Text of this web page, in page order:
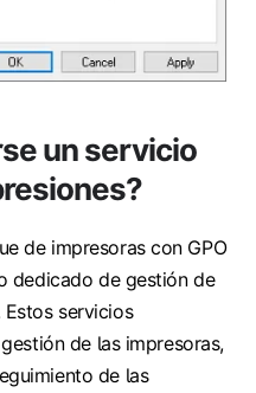
un servicio
de impresoras con GPO
dedicado de gestión de
servicios
de las impresoras,
de las